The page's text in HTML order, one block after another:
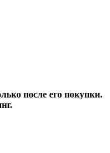
после его покупки.